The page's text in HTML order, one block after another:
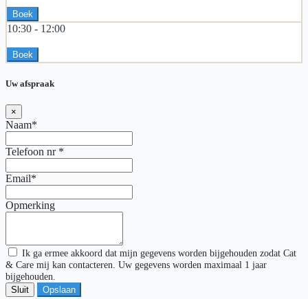
Boek
10:30 - 12:00
Boek
Uw afspraak
×
Naam*
Telefoon nr *
Email*
Opmerking
Ik ga ermee akkoord dat mijn gegevens worden bijgehouden zodat Cat
& Care mij kan contacteren. Uw gegevens worden maximaal 1 jaar
bijgehouden.
Sluit Opslaan